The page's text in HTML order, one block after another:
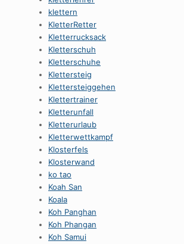
klettern
KletterRetter
Kletterrucksack
Kletterschuh
Kletterschuhe
Klettersteig
Klettersteiggehen
Klettertrainer
Kletterunfall
Kletterurlaub
Kletterwettkampf
Klosterfels
Klosterwand
ko tao
Koah San
Koala
Koh Panghan
Koh Phangan
Koh Samui